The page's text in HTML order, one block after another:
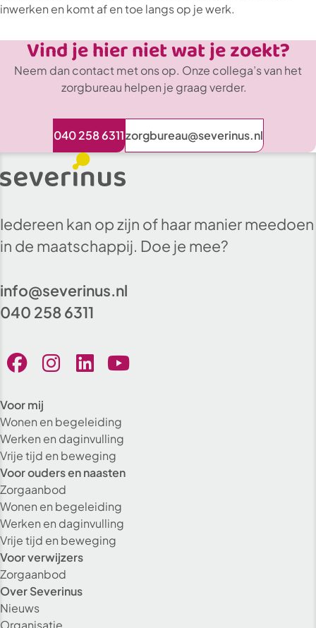
inwerken en komt af en toe langs op je werk.
Vind je hier niet wat je zoekt?
Neem dan contact met ons op. Onze collega’s van het
zorgbureau helpen je graag verder.
040 258 6311zorgbureau@severinus.nl
Iedereen kan op zijn of haar manier meedoen
in de maatschappij. Doe je mee?
info@severinus.nl
040 258 6311
Voor mij
Wonen en begeleiding
Werken en daginvulling
Vrije tijd en beweging
Voor ouders en naasten
Zorgaanbod
Wonen en begeleiding
Werken en daginvulling
Vrije tijd en beweging
Voor verwijzers
Zorgaanbod
Over Severinus
Nieuws
Organisatie